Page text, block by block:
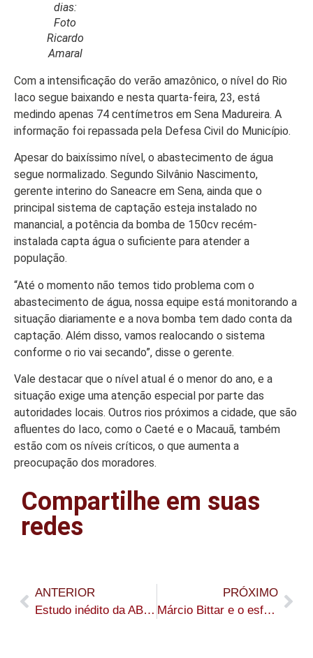
Início
Últimas
Notícias
Agenda
Cultural
Política
Economia
Atos Oficiais
Atualidades
Blogs e
Colunas
Especiais
Gastronomia
TV Portal
Portal Acre
Expediente
Política de
privacidade
Fale com
Portal Acre
dias:
Foto
Ricardo
Amaral
Com a intensificação do verão amazônico, o nível do Rio
Iaco segue baixando e nesta quarta-feira, 23, está
medindo apenas 74 centímetros em Sena Madureira. A
informação foi repassada pela Defesa Civil do Município.
Apesar do baixíssimo nível, o abastecimento de água
segue normalizado. Segundo Silvânio Nascimento,
gerente interino do Saneacre em Sena, ainda que o
principal sistema de captação esteja instalado no
manancial, a potência da bomba de 150cv recém-
instalada capta água o suficiente para atender a
população.
“Até o momento não temos tido problema com o
abastecimento de água, nossa equipe está monitorando a
situação diariamente e a nova bomba tem dado conta da
captação. Além disso, vamos realocando o sistema
conforme o rio vai secando”, disse o gerente.
Vale destacar que o nível atual é o menor do ano, e a
situação exige uma atenção especial por parte das
autoridades locais. Outros rios próximos a cidade, que são
afluentes do Iaco, como o Caeté e o Macauã, também
estão com os níveis críticos, o que aumenta a
preocupação dos moradores.
Compartilhe em suas
redes
ANTERIOR
Estudo inédito da ABDI identifica cerca de 11 mil empreendimentos ligados à sociobiodiversidade na Amazônia
PRÓXIMO
Márcio Bittar e o esforço para Bocalom ser candidato